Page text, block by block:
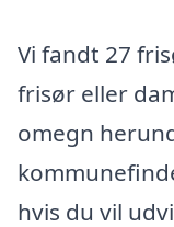
Vi fandt 27
frisør eller
omegn
hvis du vil